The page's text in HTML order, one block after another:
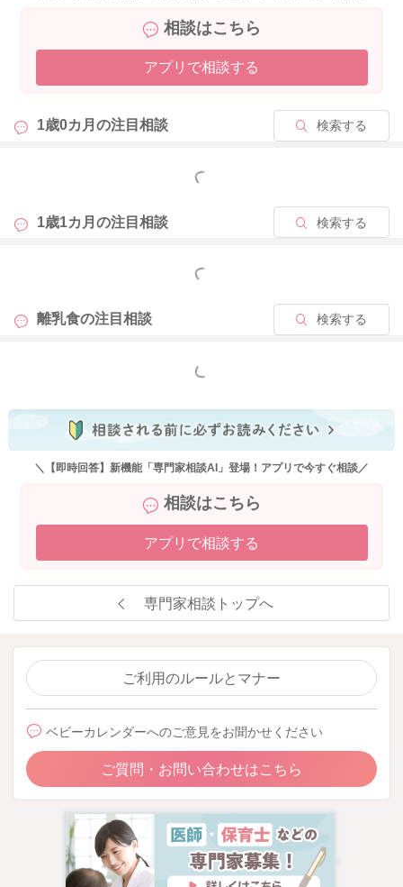
生野菜については、今のように加熱して与えているのはとても
が、体調の良い日に、ミニトマトを皮と種を除いて細かく刻
み、少量からであれば生で試しても大丈夫ですよ。
食べむらが出てくるのは1歳前後ではとてもよくあることです。
で」で切り上げて大丈夫です。
食事量が少なくて心配な日は、育児用ミルクやフォローアップ
すこしでもご参考になりましたら幸いです。
相談はこちら
アプリで相談する
1歳0カ月の注目相談 検索する
もっと見る
1歳1カ月の注目相談 検索する
もっと見る
離乳食の注目相談 検索する
もっと見る
＼【即時回答】新機能「専門家相談AI」登場！アプリで今すぐ相談／
相談はこちら
アプリで相談する
専門家相談トップへ
ご利用のルールとマナー
ベビーカレンダーへのご意見をお聞かせください
ご質問・お問い合わせはこちら